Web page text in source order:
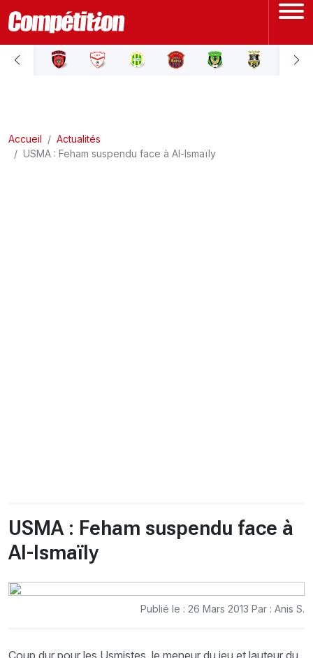
ACCUEIL
LIGUE 2
Accueil
Actualités
USMA : Feham suspendu face à Al-Ismaïly
USMA : Feham suspendu face à
Al-Ismaïly
Publié le : 26 Mars 2013 Par : Anis S.
Coup dur pour les Usmistes, le meneur du jeu et lauteur du